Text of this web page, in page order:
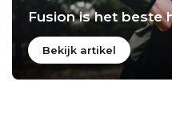
Fusion is het beste
Bekijk artikel